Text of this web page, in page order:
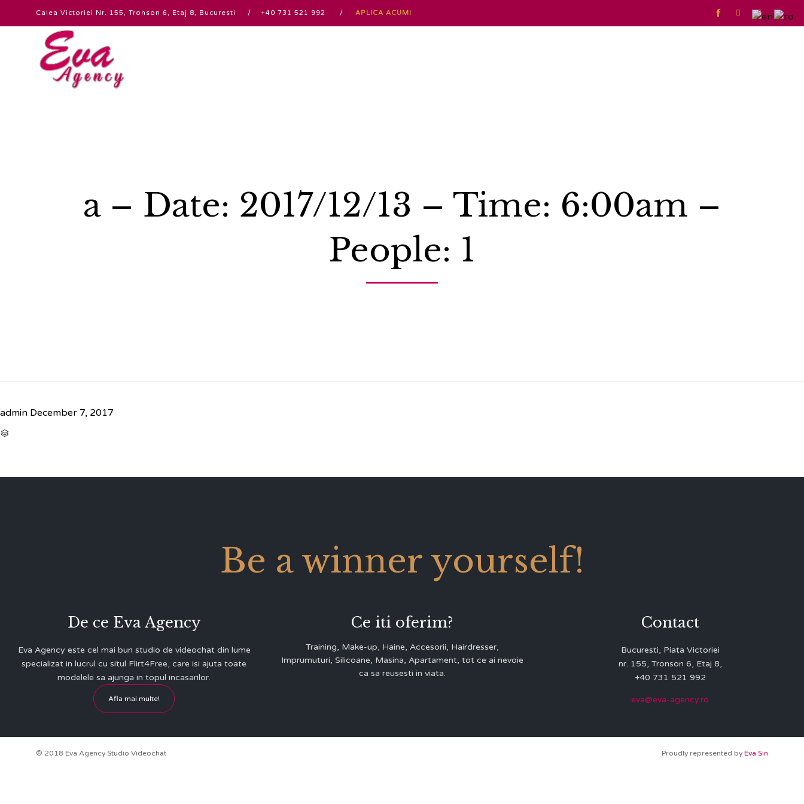
Calea Victoriei Nr. 155, Tronson 6, Etaj 8, Bucuresti / +40 731 521 992 / APLICA ACUM!   
a – Date: 2017/12/13 – Time: 6:00am –
People: 1
admin December 7, 2017

Be a winner yourself!
De ce Eva Agency
Eva Agency este cel mai bun studio de videochat din lume
specializat in lucrul cu situl Flirt4Free, care isi ajuta toate
modelele sa ajunga in topul incasarilor.
Afla mai multe!
Ce iti oferim?
Training, Make-up, Haine, Accesorii, Hairdresser,
Imprumuturi, Silicoane, Masina, Apartament, tot ce ai nevoie
ca sa reusesti in viata.
Contact
Bucuresti, Piata Victoriei
nr. 155, Tronson 6, Etaj 8,
+40 731 521 992
eva@eva-agency.ro
© 2018 Eva Agency Studio Videochat Proudly represented by Eva Sin